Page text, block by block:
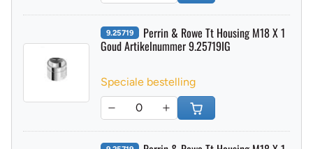
9.25719 Perrin & Rowe Tt Housing M18 X 1
Goud Artikelnummer 9.25719IG
Speciale bestelling